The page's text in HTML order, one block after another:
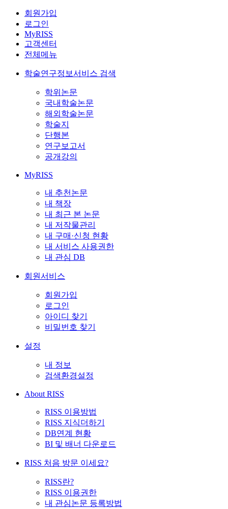
회원가입
로그인
MyRISS
고객센터
전체메뉴
학술연구정보서비스 검색
학위논문
국내학술논문
해외학술논문
학술지
단행본
연구보고서
공개강의
MyRISS
내 추천논문
내 책장
내 최근 본 논문
내 저작물관리
내 구매·신청 현황
내 서비스 사용권한
내 관심 DB
회원서비스
회원가입
로그인
아이디 찾기
비밀번호 찾기
설정
내 정보
검색환경설정
About RISS
RISS 이용방법
RISS 지식더하기
DB연계 현황
BI 및 배너 다운로드
RISS 처음 방문 이세요?
RISS란?
RISS 이용권한
내 관심논문 등록방법